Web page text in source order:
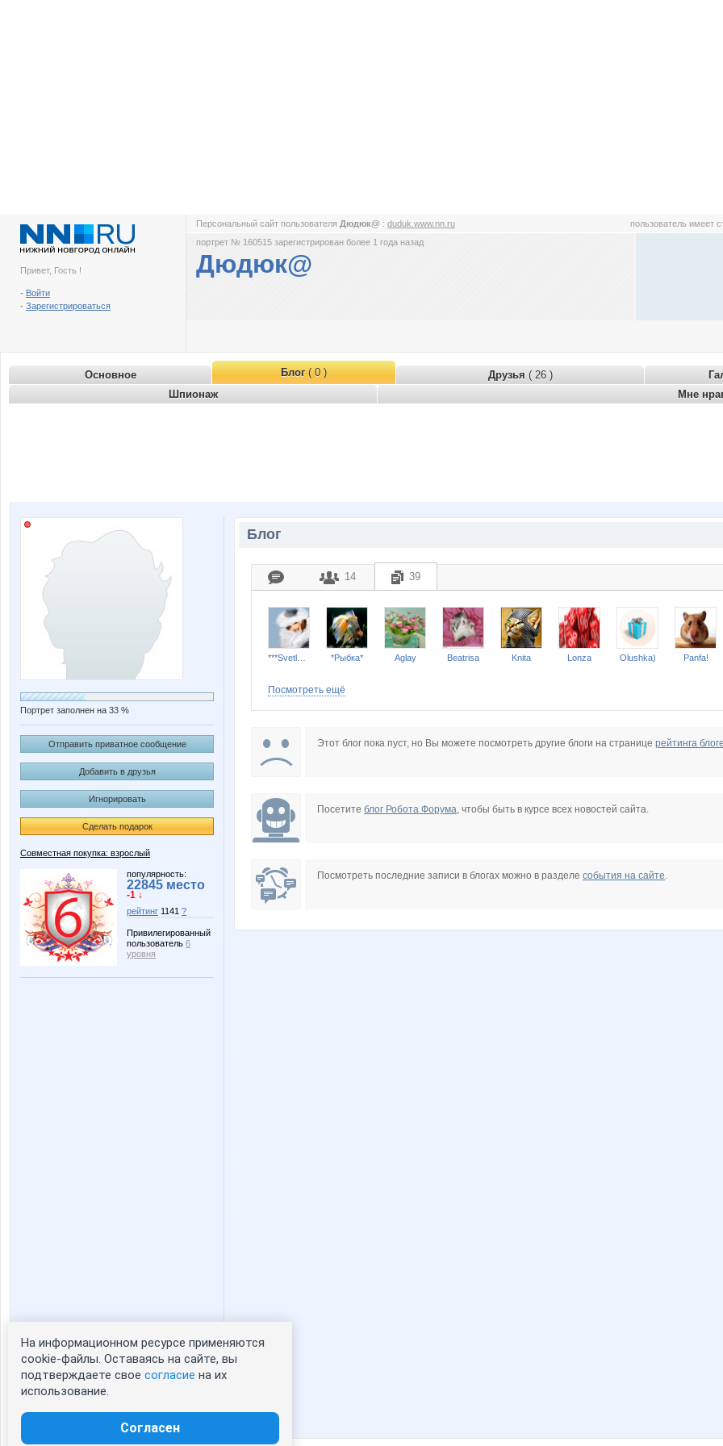
Привет, Гость !
- Войти
- Зарегистрироваться
Персональный сайт пользователя Дюдюк@ : duduk.www.nn.ru пользователь имеет
портрет № 160515 зарегистрирован более 1 года назад
Дюдюк@
Основное Блог( 0 ) Друзья ( 26 )
Шпионаж
Мне
Портрет заполнен на 33 %
Отправить приватное сообщение
Добавить в друзья
Игнорировать
Сделать подарок
Совместная покупка: взрослый
популярность:
22845 место
-1 ↓
рейтинг 1141 ?
Привилегированный
пользователь 6
уровня
Статистика портрета:
сейчас просматривают портрет - 0
зарегистрированные пользователи
Блог
14 39
*Рыбка* Aglay Beatrisa Knita Lonza Olushka) Panfa!
Посмотреть ещё
Этот блог пока пуст, но Вы можете посмотреть другие блоги на странице рейтинга
Посетите блог Робота Форума, чтобы быть в курсе всех новостей сайта.
Посмотреть последние записи в блогах можно в разделе события на сайте.
На информационном ресурсе применяются
cookie-файлы. Оставаясь на сайте, вы
подтверждаете свое согласие на их
использование.
Согласен